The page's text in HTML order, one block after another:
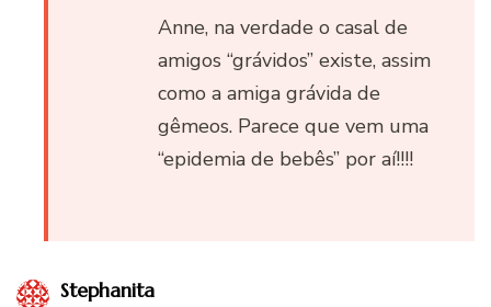
Anne, na verdade o casal de
amigos “grávidos” existe, assim
como a amiga grávida de
gêmeos. Parece que vem uma
“epidemia de bebês” por aí!!!!
Stephanita